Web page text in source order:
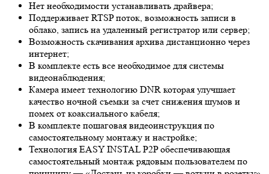
Нет необходимости устанавливать драйвера;
Поддерживает RTSP поток, возможность записи в
облако, запись на удаленный регистратор или сервер;
Возможность скачивания архива дистанционно через
интернет;
В комплекте есть все необходимое для системы
видеонаблюдения;
Камера имеет технологию DNR которая улучшает
качество ночной съемки за счет снижения шумов и
помех от коаксиального кабеля;
В комплекте пошаговая видеоинструкция по
самостоятельному монтажу и настройке;
Технология EASY INSTAL P2P обеспечивающая
самостоятельный монтаж рядовым пользователем по